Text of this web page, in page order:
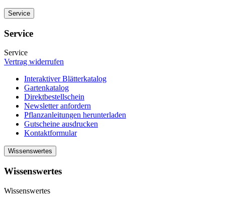
Service
Service
Service
Vertrag widerrufen
Interaktiver Blätterkatalog
Gartenkatalog
Direktbestellschein
Newsletter anfordern
Pflanzanleitungen herunterladen
Gutscheine ausdrucken
Kontaktformular
Wissenswertes
Wissenswertes
Wissenswertes